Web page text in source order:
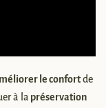
le confortde
à la préservation